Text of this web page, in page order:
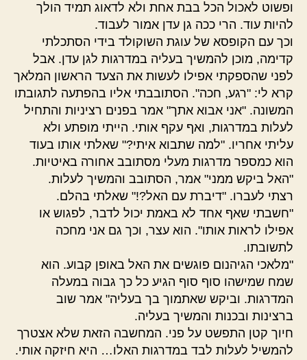
ופשוט לאכול הכל בבת אחת ולא לדאוג תמיד הולך
להיות עוד. הרי ככה גן עדן אמור לעבוד.
וכך עם הקופסא של עוגת השוקולד בידי הסתכלתי
קדימה, מוכן להמשיך בעליה במדרגות לגן עדן. אבל
לפני שהספקתי אפילו לעשות את הצעד הראשון המלאך
קרא לי: "רגע, חכה". הסתובבתי אליו בהפתעה לתגובתו
המשונה. "אני אבוא אתך" אמר בפנים רציניות והתחיל
לעלות במדרגות, ואף עקף אותי. הייתי מופתע ולא
עליתי אחריו. "למה שתבוא איתי?" שאלתי אותו בעוד
הוא כמספר מדרגות מעלי מסתובב אחורה באיטיות.
"האל ביקש ממני" אמר, הסתובב והמשיך לעלות.
רצתי לעברו. "דיברת עם האל?!" שאלתי בהלם.
"חשבתי שאף אחד לא באמת יכול לדבר, לפגוש או
אפילו לראות אותו". הוא עצר, וכך גם אני מחכה
לתשובתו.
"מלאכי הגיהנום פוגשים את האל באופן קבוע. הוא
שמח שמישהו סוף סוף הגיע כל כך גבוה במעלה
המדרגות. וביקש שאתמוך בך בעליה" אמר שוב
ברצינות ובכנות והמשיך בעליה.
חיוך קטן התפשט על פני. המחשבה הזאת שלא אצטרך
להמשיל לעלות לבד במדרגות האלו… היא חיזקה אותי.